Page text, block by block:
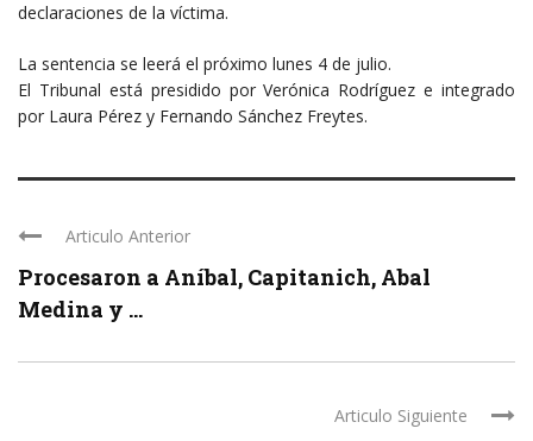
declaraciones de la víctima.
La sentencia se leerá el próximo lunes 4 de julio.
El Tribunal está presidido por Verónica Rodríguez e integrado
por Laura Pérez y Fernando Sánchez Freytes.
Articulo Anterior
Procesaron a Aníbal, Capitanich, Abal
Medina y ...
Articulo Siguiente